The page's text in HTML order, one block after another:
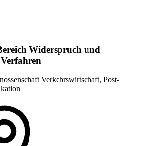
Widerspruch und
Verkehrswirtschaft, Post-